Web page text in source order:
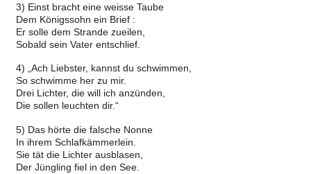
3) Einst bracht eine weisse Taube
Dem Königssohn ein Brief :
Er solle dem Strande zueilen,
Sobald sein Vater entschlief.
4) „Ach Liebster, kannst du schwimmen,
So schwimme her zu mir.
Drei Lichter, die will ich anzünden,
Die sollen leuchten dir.“
5) Das hörte die falsche Nonne
In ihrem Schlafkämmerlein.
Sie tät die Lichter ausblasen,
Der Jüngling fiel in den See.